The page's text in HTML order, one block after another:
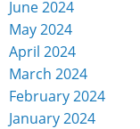
June 2024
May 2024
April 2024
March 2024
February 2024
January 2024